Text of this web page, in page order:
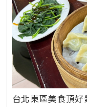
台北東區美食頂